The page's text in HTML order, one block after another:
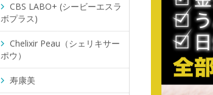
CBS LABO+ (シービーエスラ
ボプラス)
Chelixir Peau（シェリキサー
ポウ）
寿康美